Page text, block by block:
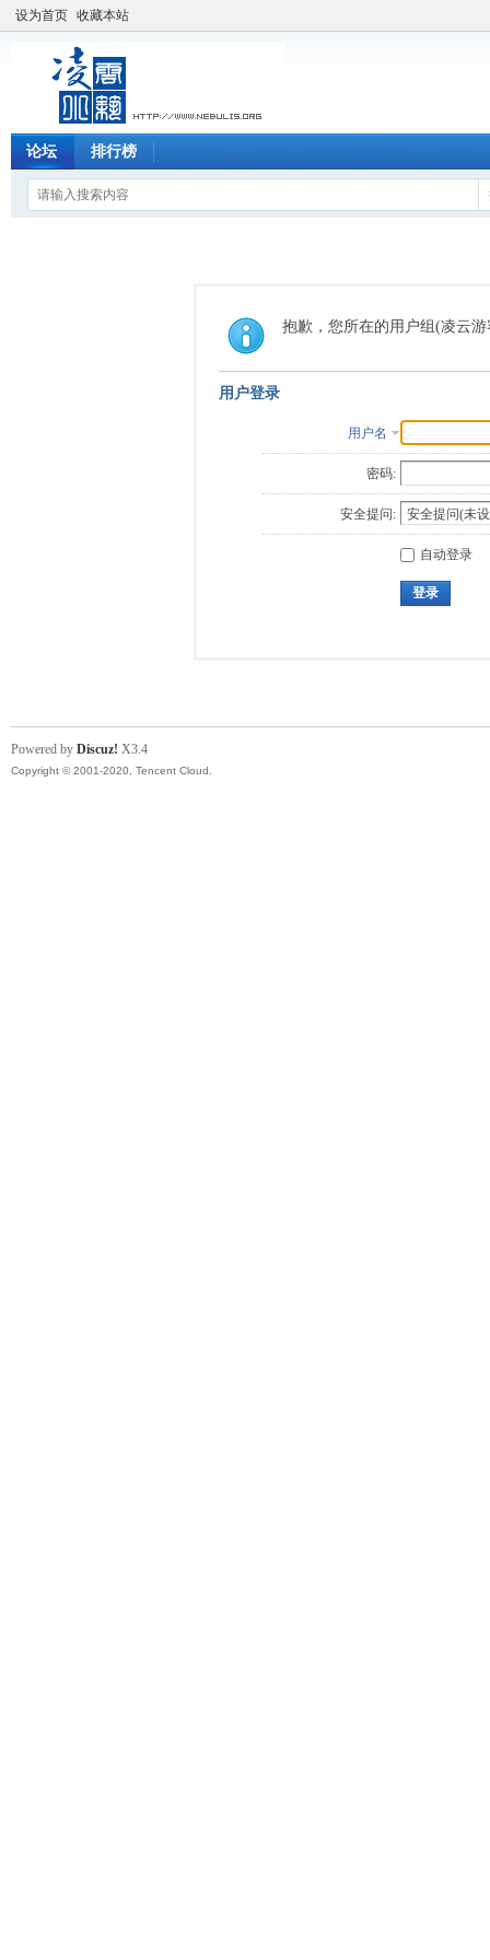
设为首页 收藏本站
论坛 排行榜
抱歉，您所在的用户组(凌云
用户登录
用户名
密码:
安全提问:
自动登录
登录
Powered by Discuz! X3.4
Copyright © 2001-2020, Tencent Cloud.